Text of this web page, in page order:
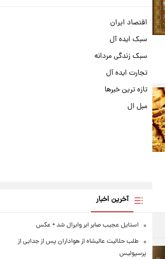
اقتصاد ایران
سبک ایده آل
سبک زندگی مردانه
تجارت ایده آل
تازه ترین خبرها
مبل ال
آخرین اخبار
استایل عجیب صابر ابر وایرال شد + عکس
طلب حلالیت عالیشاه از هواداران پس از جدایی از
پرسپولیس